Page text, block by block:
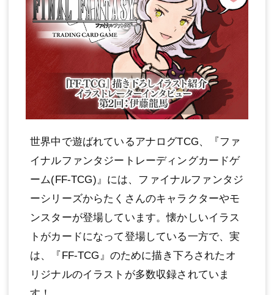
世界中で遊ばれているアナログTCG、『ファ
イナルファンタジートレーディングカードゲ
ーム(FF-TCG)』には、ファイナルファンタジ
ーシリーズからたくさんのキャラクターやモ
ンスターが登場しています。懐かしいイラス
トがカードになって登場している一方で、実
は、『FF-TCG』のために描き下ろされたオ
リジナルのイラストが多数収録されていま